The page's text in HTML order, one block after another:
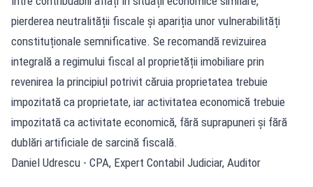
pierderea neutralității fiscale și apariția unor vulnerabilități
constituționale semnificative. Se recomandă revizuirea
integrală a regimului fiscal al proprietății imobiliare prin
revenirea la principiul potrivit căruia proprietatea trebuie
impozitată ca proprietate, iar activitatea economică trebuie
impozitată ca activitate economică, fără suprapuneri și fără
dublări artificiale de sarcină fiscală.
Daniel Udrescu - CPA, Expert Contabil Judiciar, Auditor